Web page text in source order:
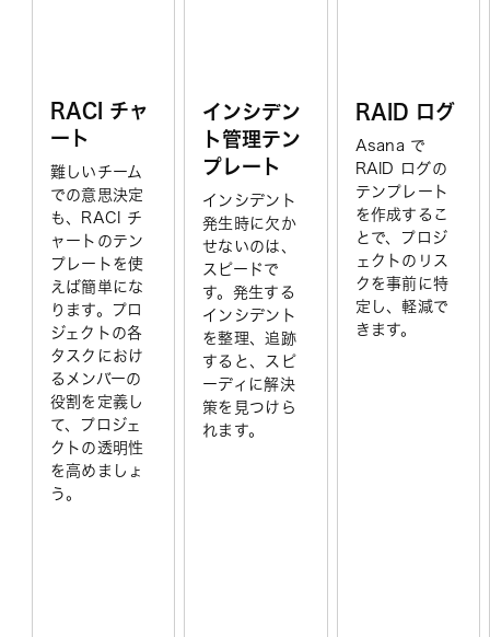
RACI チャ
ート
難しいチーム
での意思決定
も、RACI チ
ャートのテン
プレートを使
えば簡単にな
ります。プロ
ジェクトの各
タスクにおけ
るメンバーの
役割を定義し
て、プロジェ
クトの透明性
を高めましょ
う。
インシデン
ト管理テン
プレート
インシデント
発生時に欠か
せないのは、
スピードで
す。発生する
インシデント
を整理、追跡
すると、スピ
ーディに解決
策を見つけら
れます。
RAID ログ
Asana で
RAID ログの
テンプレート
を作成するこ
とで、プロジ
ェクトのリス
クを事前に特
定し、軽減で
きます。